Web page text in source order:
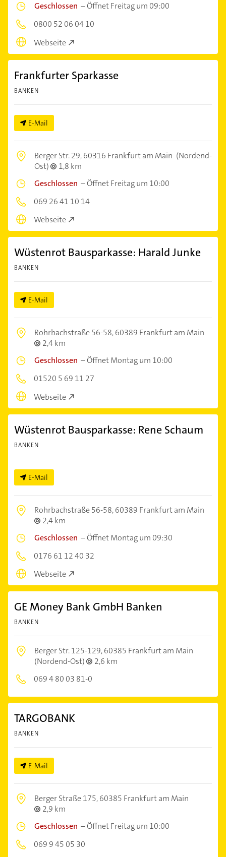
Geschlossen –Öffnet Freitag um 09:00
0800 52 06 04 10
Webseite
Frankfurter Sparkasse
BANKEN
E-Mail
Berger Str. 29,60316 Frankfurt am Main (Nordend-
Ost)
1,8 km
Geschlossen –Öffnet Freitag um 10:00
069 26 41 10 14
Webseite
Wüstenrot Bausparkasse: Harald Junke
BANKEN
E-Mail
Rohrbachstraße 56-58,60389 Frankfurt am Main
2,4 km
Geschlossen –Öffnet Montag um 10:00
01520 5 69 11 27
Webseite
Wüstenrot Bausparkasse: Rene Schaum
BANKEN
E-Mail
Rohrbachstraße 56-58,60389 Frankfurt am Main
2,4 km
Geschlossen –Öffnet Montag um 09:30
0176 61 12 40 32
Webseite
GE Money Bank GmbH Banken
BANKEN
Berger Str. 125-129,60385 Frankfurt am Main
(Nordend-Ost)
2,6 km
069 4 80 03 81-0
TARGOBANK
BANKEN
E-Mail
Berger Straße 175,60385 Frankfurt am Main
2,9 km
Geschlossen –Öffnet Freitag um 10:00
069 9 45 05 30